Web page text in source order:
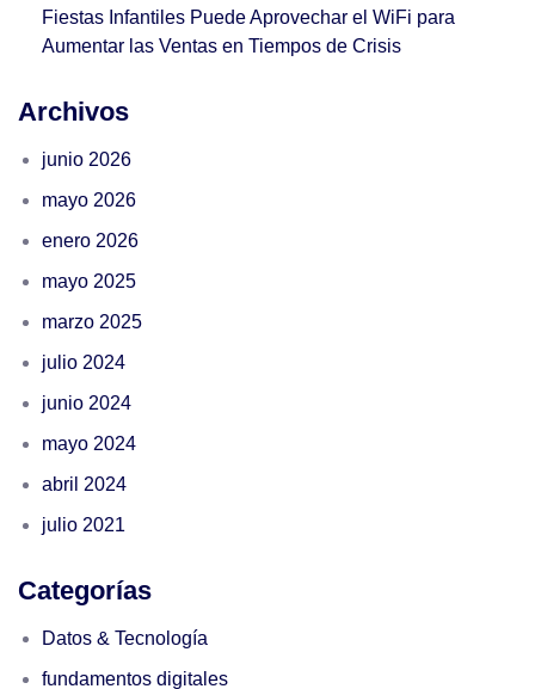
Fiestas Infantiles Puede Aprovechar el WiFi para
Aumentar las Ventas en Tiempos de Crisis
Archivos
junio 2026
mayo 2026
enero 2026
mayo 2025
marzo 2025
julio 2024
junio 2024
mayo 2024
abril 2024
julio 2021
Categorías
Datos & Tecnología
fundamentos digitales